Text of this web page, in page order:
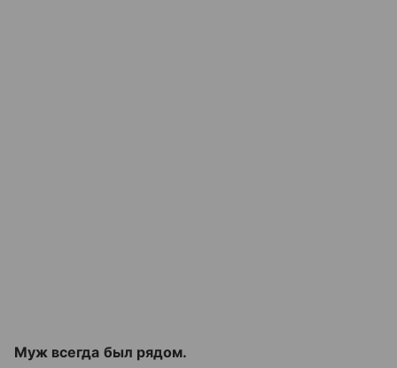
Муж всегда был рядом.